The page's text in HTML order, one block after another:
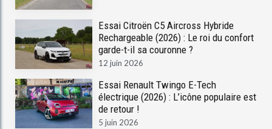
Essai Citroën C5 Aircross Hybride
Rechargeable (2026) : Le roi du confort
garde-t-il sa couronne ?
12 juin 2026
Essai Renault Twingo E-Tech
électrique (2026) : L’icône populaire est
de retour !
5 juin 2026